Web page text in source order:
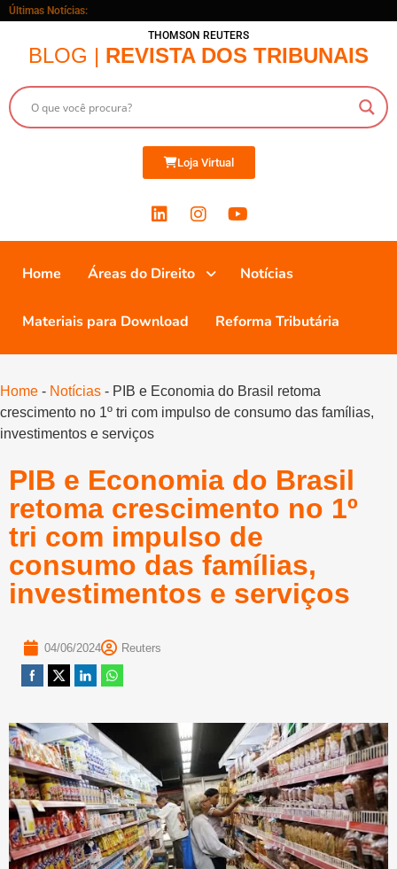
Últimas Notícias:
THOMSON REUTERS
BLOG | REVISTA DOS TRIBUNAIS
Loja Virtual
Home Áreas do Direito Notícias
Materiais para Download Reforma Tributária
Home - Notícias - PIB e Economia do Brasil retoma
crescimento no 1º tri com impulso de consumo das famílias,
investimentos e serviços
PIB e Economia do Brasil
retoma crescimento no 1º
tri com impulso de
consumo das famílias,
investimentos e serviços
04/06/2024 Reuters